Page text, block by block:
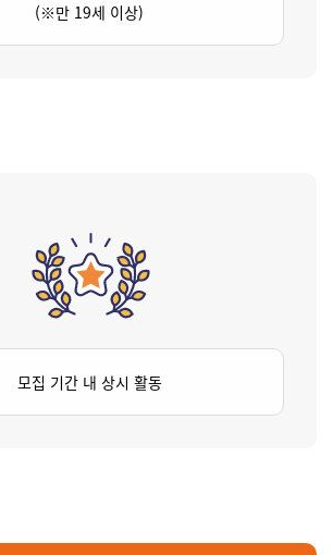
(※만 19세 이상)
모집 기간 내 상시 활동